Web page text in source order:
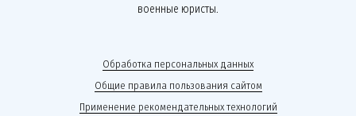
военные юристы.
Обработка персональных данных
Общие правила пользования сайтом
Применение рекомендательных технологий